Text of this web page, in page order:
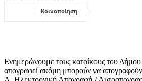
Κοινοποίηση
Ενημερώνουμε τους κατοίκους του
απογραφεί ακόμη μπορούν να